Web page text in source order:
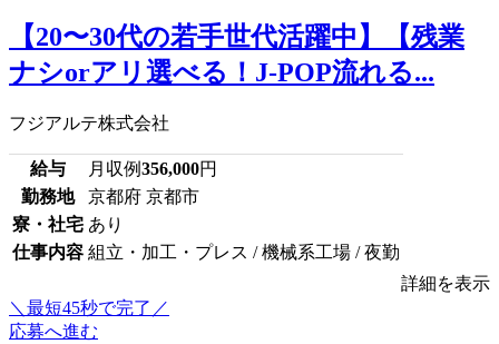
【20〜30代の若手世代活躍中】【残業
ナシorアリ選べる！J-POP流れる...
フジアルテ株式会社
給与 月収例356,000円
勤務地
京都府 京都市
寮・社宅 あり
仕事内容 組立・加工・プレス / 機械系工場 / 夜勤
詳細を表示
＼最短45秒で完了／
応募へ進む